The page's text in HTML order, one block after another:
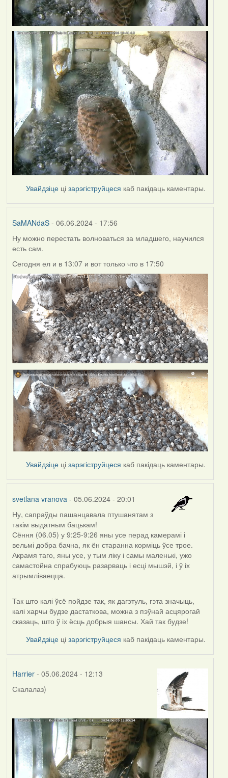
Увайдзіце цізарэгіструйцеся каб пакідаць каментары.
SaMANdaS- 06.06.2024 - 17:56
Ну можно перестать волноваться за младшего, научился
есть сам.
Сегодня ел и в 13:07 и вот только что в 17:50
Увайдзіце цізарэгіструйцеся каб пакідаць каментары.
svetlana vranova- 05.06.2024 - 20:01
Ну, сапраўды пашанцавала птушанятам з
такім выдатным бацькам!
Сёння (06.05) у 9:25-9:26 яны усе перад камерамі і
вельмі добра бачна, як ён старанна корміць ўсе трое.
Акрамя таго, яны усе, у тым ліку і самы маленькі, ужо
самастойна спрабуюць разарваць і есці мышэй, і ў іх
атрымліваецца.
Так што калі ўсё пойдзе так, як дагэтуль, гэта значыць,
калі харчы будзе дастаткова, можна з пэўнай асцярогай
сказаць, што ў іх ёсць добрыя шансы. Хай так будзе!
Увайдзіце цізарэгіструйцеся каб пакідаць каментары.
Harrier- 05.06.2024 - 12:13
Скалалаз)